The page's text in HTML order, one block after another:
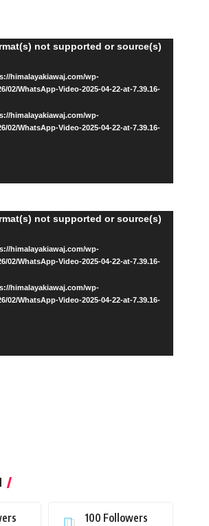
not supported or source(s)
himalayakiawaj.com/wp-
02/WhatsApp-Video-2025-04-22-at-7.39.16-
himalayakiawaj.com/wp-
02/WhatsApp-Video-2025-04-22-at-7.39.16-
not supported or source(s)
himalayakiawaj.com/wp-
02/WhatsApp-Video-2025-04-22-at-7.39.16-
himalayakiawaj.com/wp-
02/WhatsApp-Video-2025-04-22-at-7.39.16-
100 Followers